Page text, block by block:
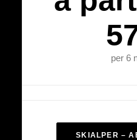
per 6
SKIALPER –